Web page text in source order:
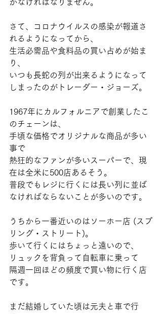
かなければなりません。
さて、コロナウイルスの感染が報道さ
れるようになってから、
生活必需品や食料品の買い占めが始ま
り、
いつも長蛇の列が出来るようになって
しまったのがトレーダー・ジョーズ。
1967年にカルフォルニアで創業したこ
のチェーンは、
手頃な価格でオリジナルな商品が多い
事で
熱狂的なファンが多いスーパーで、現
在は全米に500店あるそう。
普段でもレジに行くには長い列に並ば
なければならないことが多いのです。
うちから一番近いのはソーホー店 (スプ
リング・ストリート)。
歩いて行くにはちょっと遠いので、
リュックを背負って自転車に乗って
隔週一回ほどの頻度で買い物に行く店
です。
まだ結婚していた頃は元夫と車で行